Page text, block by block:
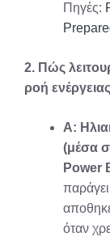
Πηγές:
2. Πώς
ροή
Α:
(μέσα
Power
όταν